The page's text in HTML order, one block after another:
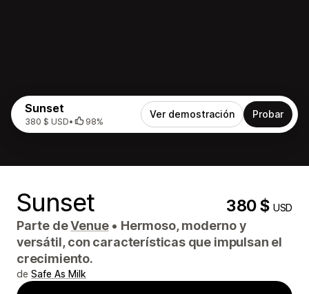
Sunset
380 $ USD• 98%
Ver demostración Probar
Sunset 380 $USD
Parte deVenue • Hermoso, moderno y
versátil, con características que impulsan el
crecimiento.
de Safe As Milk